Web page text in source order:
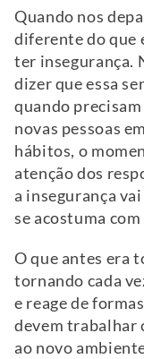
Quando nos
diferente do que
ter insegurança.
dizer que essa
quando
novas pessoas
hábitos, o
atenção dos
a insegurança
se acostuma
O que antes era
tornando cada
e reage de
devem trabalhar
ao novo